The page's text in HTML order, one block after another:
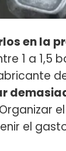
en la
1 a 1,5
el